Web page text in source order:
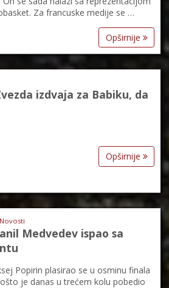
Za francuske medije se …
Opširnije
izdvaja za Babiku, da
Opširnije
Medvedev ispao sa
Popirin plasirao se u osminu finala
je danas u trećem kolu pobedio